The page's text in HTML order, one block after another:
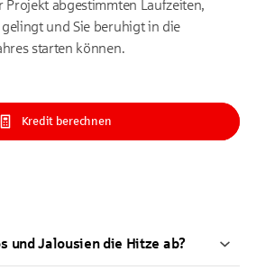
Projekt abgestimmten Laufzeiten,
und Sie beruhigt in die
starten können.
Kredit berechnen
und Jalousien die Hitze ab?